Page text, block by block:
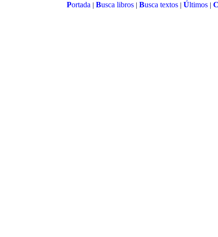
Portada| Busca libros| Busca textos| Últimos|